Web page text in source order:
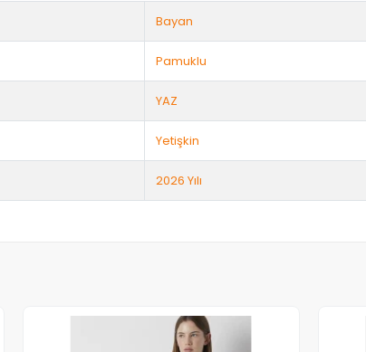
Bayan
Pamuklu
YAZ
Yetişkin
2026 Yılı